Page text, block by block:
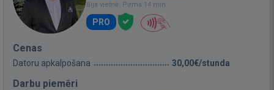
Bija vietnē: Pirms 14 min.
PRO
Cenas
Datoru apkalpošana 30,00€/stunda
Darbu piemēri